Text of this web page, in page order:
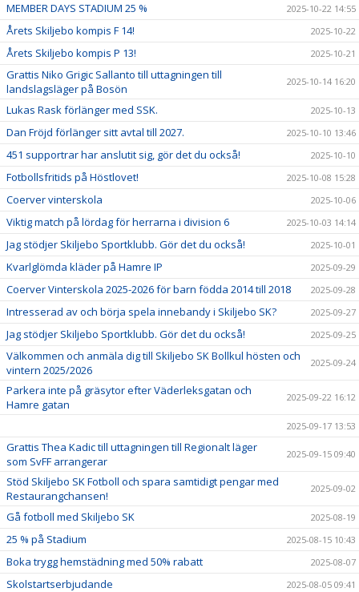
MEMBER DAYS STADIUM 25 % 2025-10-22 14:55
Årets Skiljebo kompis F 14! 2025-10-22
Årets Skiljebo kompis P 13! 2025-10-21
Grattis Niko Grigic Sallanto till uttagningen till
landslagsläger på Bosön
2025-10-14 16:20
Lukas Rask förlänger med SSK. 2025-10-13
Dan Fröjd förlänger sitt avtal till 2027. 2025-10-10 13:46
451 supportrar har anslutit sig, gör det du också! 2025-10-10
Fotbollsfritids på Höstlovet! 2025-10-08 15:28
Coerver vinterskola 2025-10-06
Viktig match på lördag för herrarna i division 6 2025-10-03 14:14
Jag stödjer Skiljebo Sportklubb. Gör det du också! 2025-10-01
Kvarlglömda kläder på Hamre IP 2025-09-29
Coerver Vinterskola 2025-2026 för barn födda 2014 till 2018 2025-09-28
Intresserad av och börja spela innebandy i Skiljebo SK? 2025-09-27
Jag stödjer Skiljebo Sportklubb. Gör det du också! 2025-09-25
Välkommen och anmäla dig till Skiljebo SK Bollkul hösten och
vintern 2025/2026
2025-09-24
Parkera inte på gräsytor efter Väderleksgatan och
Hamre gatan
2025-09-22 16:12
2025-09-17 13:53
Grattis Thea Kadic till uttagningen till Regionalt läger
som SvFF arrangerar
2025-09-15 09:40
Stöd Skiljebo SK Fotboll och spara samtidigt pengar med
Restaurangchansen!
2025-09-02
Gå fotboll med Skiljebo SK 2025-08-19
25 % på Stadium 2025-08-15 10:43
Boka trygg hemstädning med 50% rabatt 2025-08-07
Skolstartserbjudande 2025-08-05 09:41